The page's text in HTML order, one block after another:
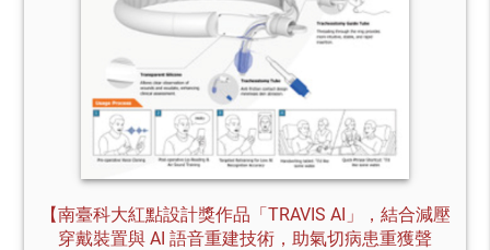
【南臺科大紅點設計獎作品「TRAVIS AI」，結合減壓
穿戴裝置與 AI 語音重建技術，助氣切病患重獲聲